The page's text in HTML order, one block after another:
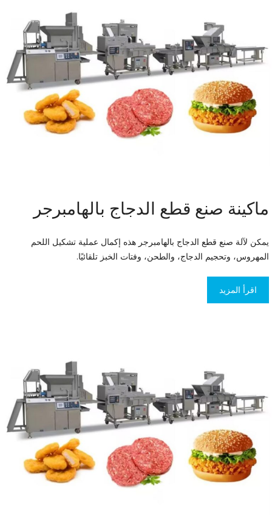
ماكينة صنع قطع الدجاج بالهامبرجر
يمكن لآلة صنع قطع الدجاج بالهامبرجر هذه إكمال عملية تشكيل اللحم
المهروس، وتحجيم الدجاج، والطحن، وفتات الخبز تلقائيًا.
اقرأ المزيد